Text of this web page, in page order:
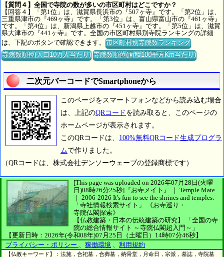
【質問４】全国で寺院の数が多いの市区町村はどこですか？
【回答４】「第1位」は、滋賀県長浜市の『507ヶ寺』です。「第2位」は、
三重県津市の『469ヶ寺』です。「第3位」は、富山県富山市の『461ヶ寺』
です。「第4位」は、新潟県上越市の『451ヶ寺』です。「第5位」は、滋賀
県大津市の『441ヶ寺』です。全国の市区町村県別寺院ランキングの詳細
は、下記のボタンで確認できます。市区町村別寺院数ランキング
寺院数順位(人口10万人当たり) 寺院数順位(面積100平方Km当たり)
二次元バーコードでSmartphoneから
このページをスマートフォンなどから読み込む場合
は、上記のQRコード を読み取ると、このページの
ホームページが表示されます。
このQRコードは、 100%無料QRコード生成プログラ
ムで作りました。
（QRコードは、株式会社デンソーウェーブの登録商標です）
[This page was uploaded on 2026年07月28日(火曜
日)08時26分25秒] 『お寺メイト』 ｜ Temple Mate
｜ 2006-2026 It's fun to see the shrines and temples.
「寺社情報検索サイト」
《お寺巡り・
寺院仏閣探索》
【仏教建築・日本の伝統建築の研究】
「全国の寺
院の総合情報サイト ～寺院仏閣超入門～」
【更新日時：2026年(令和08年)07月25日（土曜日）14時07分46秒】
プライバシー・ポリシー
稼働環境 利用規約
【仏教キーワード】：法施，合祀墓，合葬墓，納骨堂，月命日，宗派，墓誌，寺院墓